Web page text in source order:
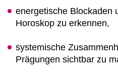
energetische Blockaden
Horoskop zu erkennen,
systemische
Prägungen sichtbar zu